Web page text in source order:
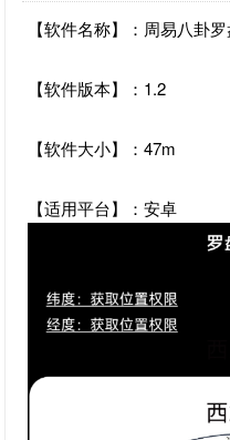
【软件名称】：周易八卦
【软件版本】：1.2
【软件大小】：47m
【适用平台】：安卓